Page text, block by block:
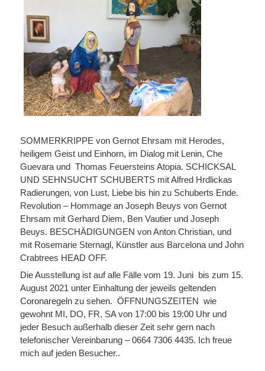
SOMMERKRIPPE von Gernot Ehrsam mit Herodes,
heiligem Geist und Einhorn, im Dialog mit Lenin, Che
Guevara und Thomas Feuersteins Atopia. SCHICKSAL
UND SEHNSUCHT SCHUBERTS mit Alfred Hrdlickas
Radierungen, von Lust, Liebe bis hin zu Schuberts Ende.
Revolution – Hommage an Joseph Beuys von Gernot
Ehrsam mit Gerhard Diem, Ben Vautier und Joseph
Beuys. BESCHÄDIGUNGEN von Anton Christian, und
mit Rosemarie Sternagl, Künstler aus Barcelona und John
Crabtrees HEAD OFF.
Die Ausstellung ist auf alle Fälle vom 19. Juni bis zum 15.
August 2021 unter Einhaltung der jeweils geltenden
Coronaregeln zu sehen. ÖFFNUNGSZEITEN wie
gewohnt MI, DO, FR, SA von 17:00 bis 19:00 Uhr und
jeder Besuch außerhalb dieser Zeit sehr gern nach
telefonischer Vereinbarung – 0664 7306 4435. Ich freue
mich auf jeden Besucher..